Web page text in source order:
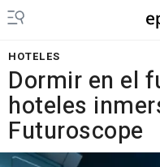
HOTELES
Dormir en el
hoteles
Futuroscope